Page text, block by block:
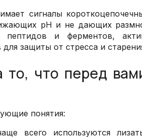
сигналы
pH и не дающих
и ферментов,
защиты от стресса и
то, что перед
понятия:
всего используются